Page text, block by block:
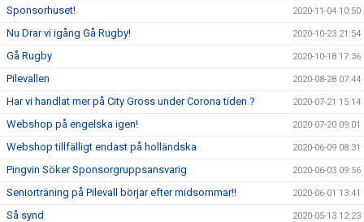
Sponsorhuset! 2020-11-04 10:50
Nu Drar vi igång Gå Rugby! 2020-10-23 21:54
Gå Rugby 2020-10-18 17:36
Pilevallen 2020-08-28 07:44
Har vi handlat mer på City Gross under Corona tiden ? 2020-07-21 15:14
Webshop på engelska igen! 2020-07-20 09:01
Webshop tillfälligt endast på holländska 2020-06-09 08:31
Pingvin Söker Sponsorgruppsansvarig 2020-06-03 09:56
Seniorträning på Pilevall börjar efter midsommar!! 2020-06-01 13:41
Så synd 2020-05-13 12:23